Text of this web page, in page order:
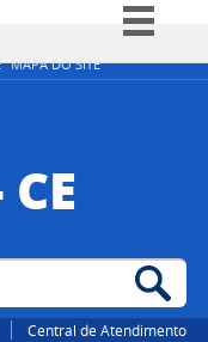
MAPA DO SITE
Simplifique!
à informação
Legislação
Central de Atendimento